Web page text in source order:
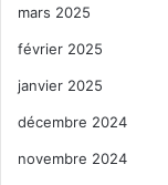
mars 2025
février 2025
janvier 2025
décembre 2024
novembre 2024